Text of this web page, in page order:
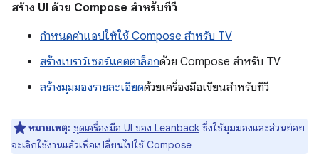
สร้าง UI ด้วย Compose สำหรับทีวี
กำหนดค่าแอปให้ใช้ Compose สำหรับ TV
สร้างเบราว์เซอร์แคตตาล็อกด้วย Compose สำหรับ TV
สร้างมุมมองรายละเอียดด้วยเครื่องมือเขียนสำหรับทีวี
หมายเหตุ: ชุดเครื่องมือ UI ของ Leanback ซึ่งใช้มุมมองและส่วนย่อย
จะเลิกใช้งานแล้วเพื่อเปลี่ยนไปใช้ Compose